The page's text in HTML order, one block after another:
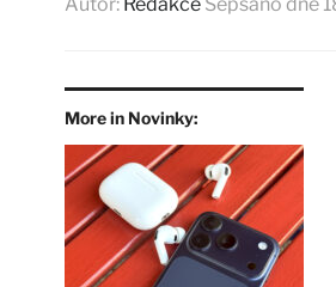
More in Novinky: